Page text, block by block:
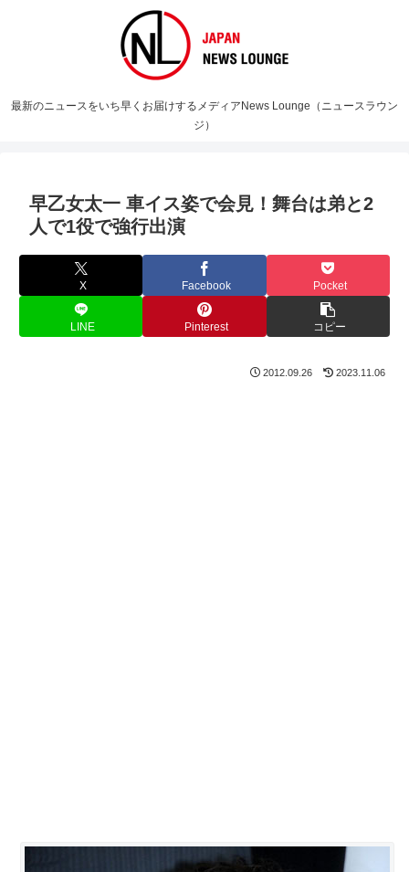
最新のニュースをいち早くお届けするメディアNews Lounge（ニュースラウン
ジ）
早乙女太一 車イス姿で会見！舞台は弟と2
人で1役で強行出演
X Facebook Pocket
LINE Pinterest コピー
2012.09.26 2023.11.06